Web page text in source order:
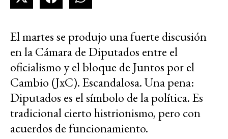
El martes se produjo una fuerte discusión
en la Cámara de Diputados entre el
oficialismo y el bloque de Juntos por el
Cambio (JxC). Escandalosa. Una pena:
Diputados es el símbolo de la política. Es
tradicional cierto histrionismo, pero con
acuerdos de funcionamiento.